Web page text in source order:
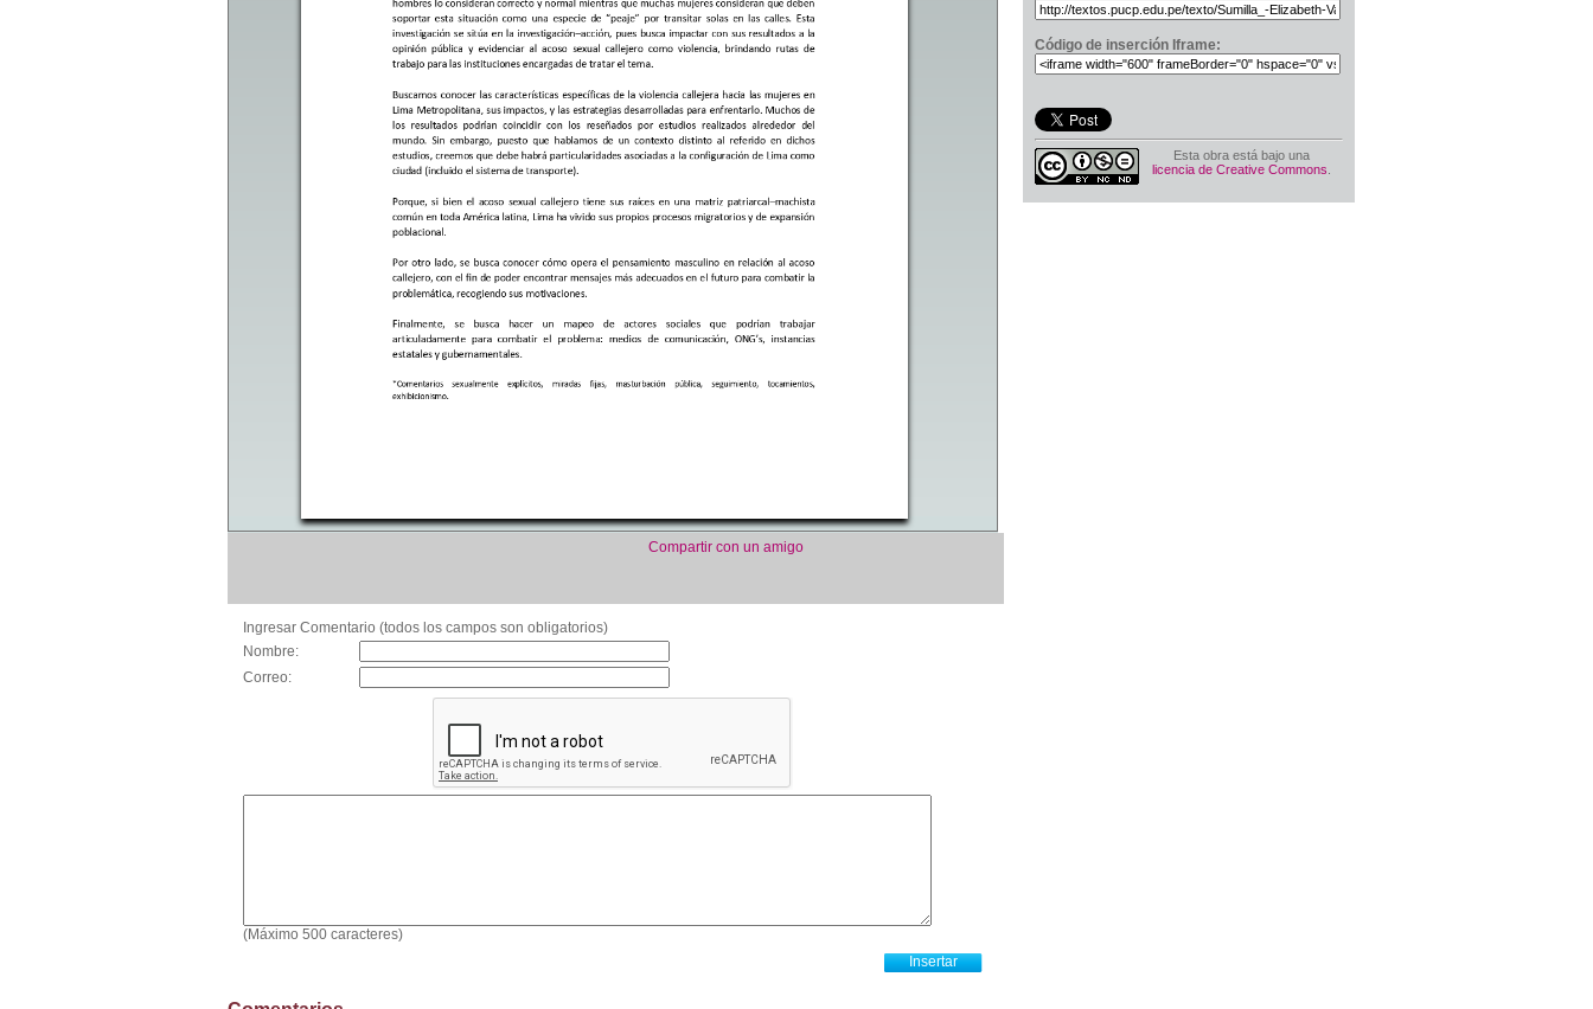
Código de inserción Iframe:
Esta obra está bajo una
licencia de Creative Commons
Compartir con un amigo
Ingresar Comentario (todos los campos son obligatorios)
Nombre:
Correo:
(Máximo 500 caracteres)